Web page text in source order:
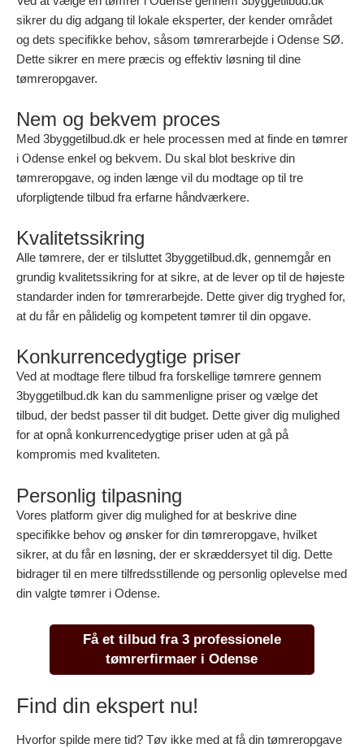
sikrer du dig adgang til lokale eksperter, der kender området
og dets specifikke behov, såsom tømrerarbejde i Odense SØ.
Dette sikrer en mere præcis og effektiv løsning til dine
tømreropgaver.
Nem og bekvem proces
Med 3byggetilbud.dk er hele processen med at finde en tømrer
i Odense enkel og bekvem. Du skal blot beskrive din
tømreropgave, og inden længe vil du modtage op til tre
uforpligtende tilbud fra erfarne håndværkere.
Kvalitetssikring
Alle tømrere, der er tilsluttet 3byggetilbud.dk, gennemgår en
grundig kvalitetssikring for at sikre, at de lever op til de højeste
standarder inden for tømrerarbejde. Dette giver dig tryghed for,
at du får en pålidelig og kompetent tømrer til din opgave.
Konkurrencedygtige priser
Ved at modtage flere tilbud fra forskellige tømrere gennem
3byggetilbud.dk kan du sammenligne priser og vælge det
tilbud, der bedst passer til dit budget. Dette giver dig mulighed
for at opnå konkurrencedygtige priser uden at gå på
kompromis med kvaliteten.
Personlig tilpasning
Vores platform giver dig mulighed for at beskrive dine
specifikke behov og ønsker for din tømreropgave, hvilket
sikrer, at du får en løsning, der er skræddersyet til dig. Dette
bidrager til en mere tilfredsstillende og personlig oplevelse med
din valgte tømrer i Odense.
Få et tilbud fra 3 professionele
tømrerfirmaer i Odense
Find din ekspert nu!
Hvorfor spilde mere tid? Tøv ikke med at få din tømreropgave